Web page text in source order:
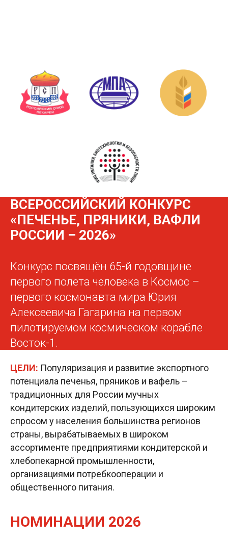
ВСЕРОССИЙСКИЙ КОНКУРС
«ПЕЧЕНЬЕ, ПРЯНИКИ, ВАФЛИ
РОССИИ – 2026»
Конкурс посвящён 65-й годовщине
первого полета человека в Космос –
первого космонавта мира Юрия
Алексеевича Гагарина на первом
пилотируемом космическом корабле
Восток-1.
ЦЕЛИ: Популяризация и развитие экспортного
потенциала печенья, пряников и вафель –
традиционных для России мучных
кондитерских изделий, пользующихся широким
спросом у населения большинства регионов
страны, вырабатываемых в широком
ассортименте предприятиями кондитерской и
хлебопекарной промышленности,
организациями потребкооперации и
общественного питания.
НОМИНАЦИИ 2026